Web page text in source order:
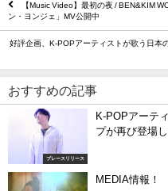
【Music Video】最初の夜 / BEN&KIM
ン・ヨンジェ」MV公開中
好評企画、K-POPアーティストが歌う日本
おすすめの記事
プレースリリース
K-POPアーテ
プが再び登場
MEDIA情報！